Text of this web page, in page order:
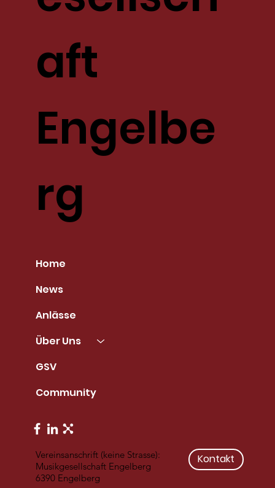
aft
Engelbe
rg
Home
News
Anlässe
Über Uns
GSV
Community
Vereinsanschrift (keine Strasse):
Musikgesellschaft Engelberg
6390 Engelberg
Kontakt